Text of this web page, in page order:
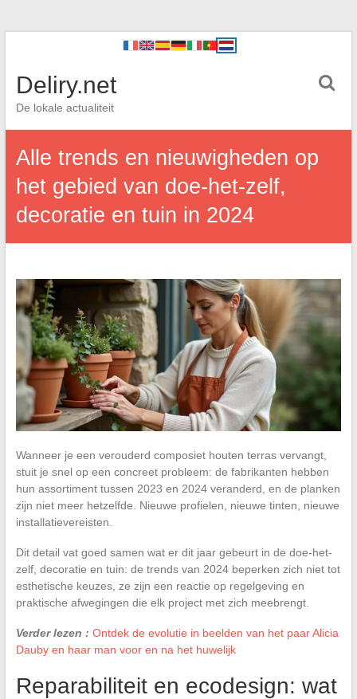
Deliry.net
De lokale actualiteit
Alle trends en nieuwigheden op
het gebied van doe-het-zelf,
decoratie en tuin in 2024
Wanneer je een verouderd composiet houten terras vervangt,
stuit je snel op een concreet probleem: de fabrikanten hebben
hun assortiment tussen 2023 en 2024 veranderd, en de planken
zijn niet meer hetzelfde. Nieuwe profielen, nieuwe tinten, nieuwe
installatievereisten.
Dit detail vat goed samen wat er dit jaar gebeurt in de doe-het-
zelf, decoratie en tuin: de trends van 2024 beperken zich niet tot
esthetische keuzes, ze zijn een reactie op regelgeving en
praktische afwegingen die elk project met zich meebrengt.
Verder lezen : Ontdek de evolutie in beelden van het paar Alicia
Dauby en haar man voor en na het huwelijk
Reparabiliteit en ecodesign: wat